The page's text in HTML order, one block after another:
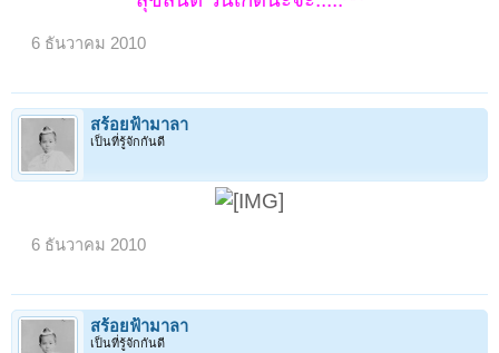
6 ธันวาคม 2010
สร้อยฟ้ามาลา
เป็นที่รู้จักกันดี
6 ธันวาคม 2010
สร้อยฟ้ามาลา
เป็นที่รู้จักกันดี